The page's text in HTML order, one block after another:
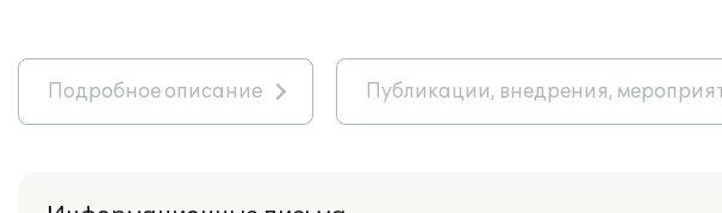
Подробное описание Публикации, внедрения,